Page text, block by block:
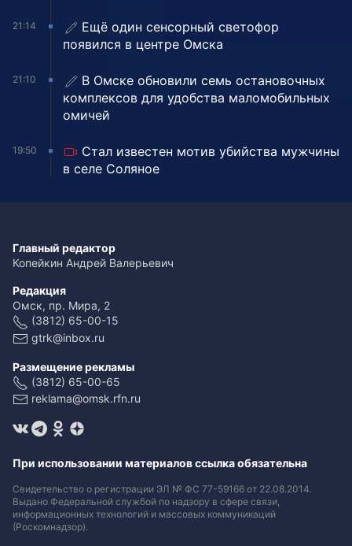
21:14
Ещё один сенсорный светофор
появился в центре Омска
21:10
В Омске обновили семь остановочных
комплексов для удобства маломобильных
омичей
19:50
Стал известен мотив убийства мужчины
в селе Соляное
Главный редактор
Копейкин Андрей Валерьевич
Редакция
Омск, пр. Мира, 2
(3812) 65-00-15
gtrk@inbox.ru
Размещение рекламы
(3812) 65-00-65
reklama@omsk.rfn.ru
При использовании материалов ссылка обязательна
Свидетельство о регистрации ЭЛ № ФС 77-59166 от 22.08.2014.
Выдано Федеральной службой по надзору в сфере связи,
информационных технологий и массовых коммуникаций
(Роскомнадзор).